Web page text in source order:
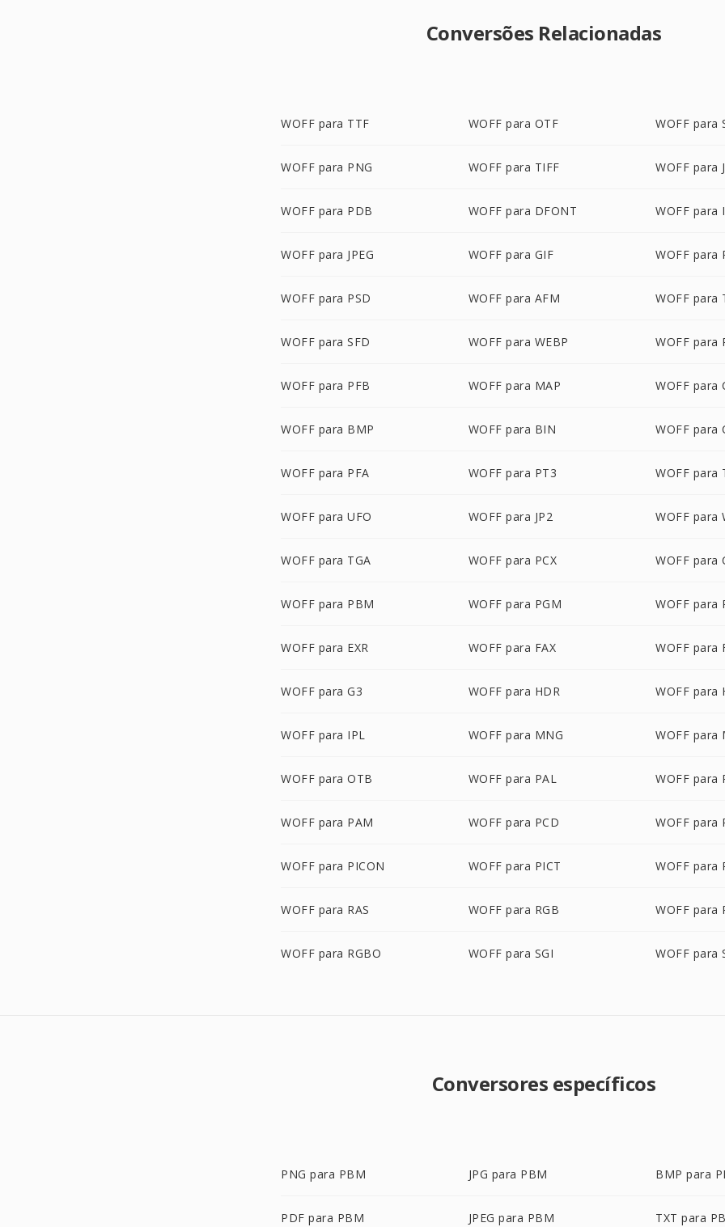
Conversões Relacionadas
WOFF para TTF WOFF para OTF WOFF para
WOFF para PNG WOFF para TIFF WOFF para
WOFF para PDB WOFF para DFONT WOFF para
WOFF para JPEG WOFF para GIF WOFF para
WOFF para PSD WOFF para AFM WOFF para
WOFF para SFD WOFF para WEBP WOFF para
WOFF para PFB WOFF para MAP WOFF para
WOFF para BMP WOFF para BIN WOFF para
WOFF para PFA WOFF para PT3 WOFF para
WOFF para UFO WOFF para JP2 WOFF para
WOFF para TGA WOFF para PCX WOFF para
WOFF para PBM WOFF para PGM WOFF para
WOFF para EXR WOFF para FAX WOFF para
WOFF para G3 WOFF para HDR WOFF para
WOFF para IPL WOFF para MNG WOFF para
WOFF para OTB WOFF para PAL WOFF para
WOFF para PAM WOFF para PCD WOFF para
WOFF para PICON WOFF para PICT WOFF para
WOFF para RAS WOFF para RGB WOFF para
WOFF para RGBO WOFF para SGI WOFF para
Conversores específicos
PNG para PBM JPG para PBM BMP para
PDF para PBM JPEG para PBM TXT para